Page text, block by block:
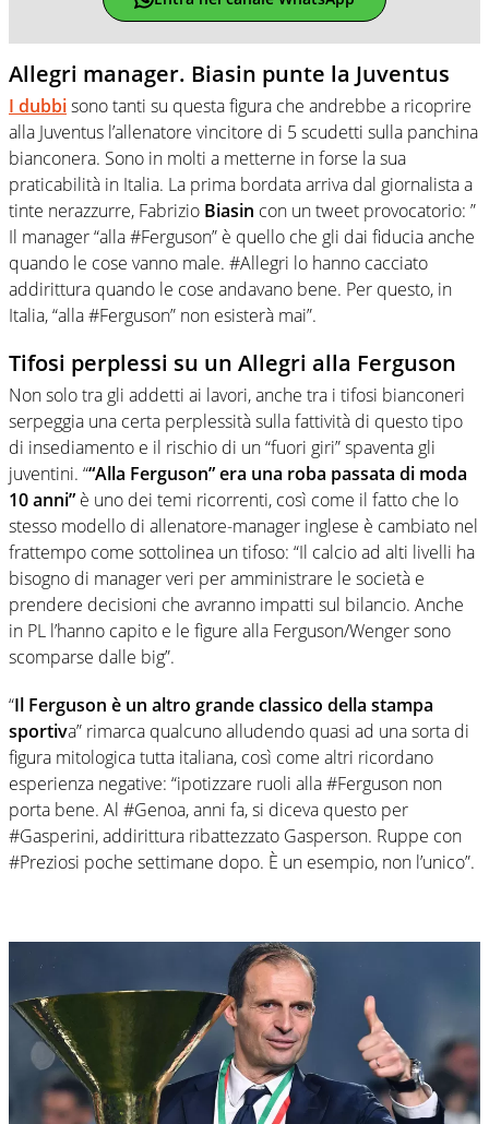
Allegri manager. Biasin punte la Juventus
I dubbisono tanti su questa figura che andrebbe a ricoprire
alla Juventus l’allenatore vincitore di 5 scudetti sulla panchina
bianconera. Sono in molti a metterne in forse la sua
praticabilità in Italia. La prima bordata arriva dal giornalista a
tinte nerazzurre, Fabrizio Biasin con un tweet provocatorio: ”
Il manager “alla #Ferguson” è quello che gli dai fiducia anche
quando le cose vanno male. #Allegri lo hanno cacciato
addirittura quando le cose andavano bene. Per questo, in
Italia, “alla #Ferguson” non esisterà mai”.
Tifosi perplessi su un Allegri alla Ferguson
Non solo tra gli addetti ai lavori, anche tra i tifosi bianconeri
serpeggia una certa perplessità sulla fattività di questo tipo
di insediamento e il rischio di un “fuori giri” spaventa gli
juventini. ““Alla Ferguson” era una roba passata di moda
10 anni” è uno dei temi ricorrenti, così come il fatto che lo
stesso modello di allenatore-manager inglese è cambiato nel
frattempo come sottolinea un tifoso: “Il calcio ad alti livelli ha
bisogno di manager veri per amministrare le società e
prendere decisioni che avranno impatti sul bilancio. Anche
in PL l’hanno capito e le figure alla Ferguson/Wenger sono
scomparse dalle big”.
“Il Ferguson è un altro grande classico della stampa
sportiva” rimarca qualcuno alludendo quasi ad una sorta di
figura mitologica tutta italiana, così come altri ricordano
esperienza negative: “ipotizzare ruoli alla #Ferguson non
porta bene. Al #Genoa, anni fa, si diceva questo per
#Gasperini, addirittura ribattezzato Gasperson. Ruppe con
#Preziosi poche settimane dopo. È un esempio, non l’unico”.